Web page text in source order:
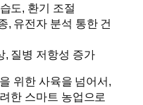
도, 환기 조절
, 유전자 분석 통한 건
, 질병 저항성 증가
위한 사육을 넘어서,
한 스마트 농업으로